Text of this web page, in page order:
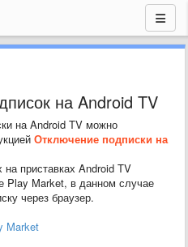
на Android TV
на Android TV можно
Отключение подписки на
приставках Android TV
Play Market, в данном случае
через браузер.
Market